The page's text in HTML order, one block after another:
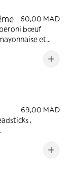
60,00 MAD
bœuf
et
69,00 MAD
,